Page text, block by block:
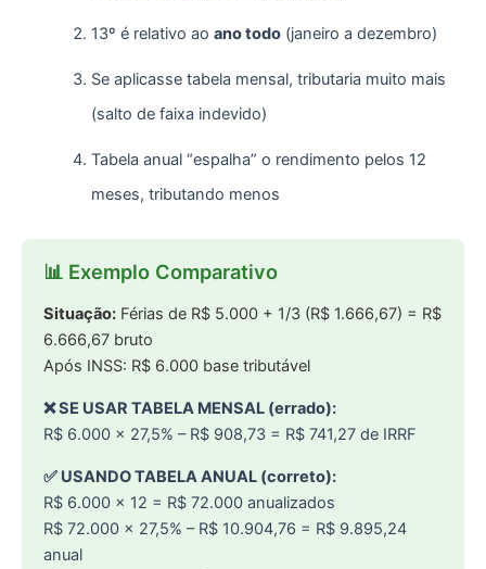
13º é relativo ao ano todo(janeiro a dezembro)
Se aplicasse tabela mensal, tributaria muito mais
(salto de faixa indevido)
Tabela anual “espalha” o rendimento pelos 12
meses, tributando menos
📊 Exemplo Comparativo
Situação: Férias de R$ 5.000 + 1/3 (R$ 1.666,67) = R$
6.666,67 bruto
Após INSS: R$ 6.000 base tributável
❌ SE USAR TABELA MENSAL (errado):
R$ 6.000 × 27,5% – R$ 908,73 = R$ 741,27 de IRRF
✅ USANDO TABELA ANUAL (correto):
R$ 6.000 × 12 = R$ 72.000 anualizados
R$ 72.000 × 27,5% – R$ 10.904,76 = R$ 9.895,24
anual